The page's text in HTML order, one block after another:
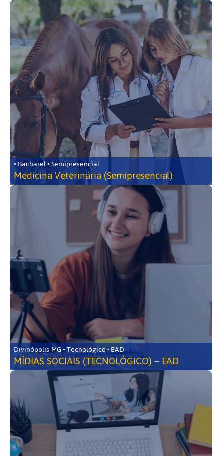
• Bacharel • Semipresencial
Medicina Veterinária (Semipresencial)
Divinópolis-MG • Tecnológico • EAD
MÍDIAS SOCIAIS (TECNOLÓGICO) – EAD